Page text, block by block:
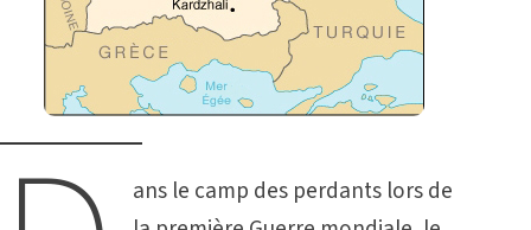
ans le camp des perdants lors de